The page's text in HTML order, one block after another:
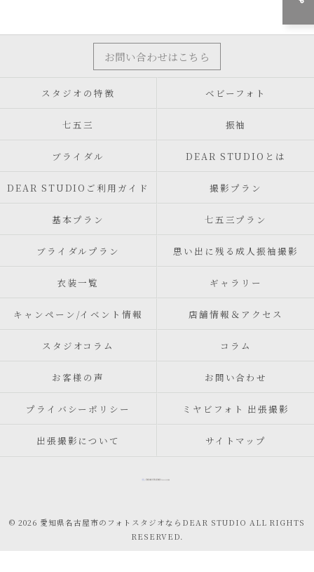
お問い合わせはこちら
スタジオの特徴 ベビーフォト
七五三 振袖
ブライダル DEAR STUDIOとは
DEAR STUDIOご利用ガイド 撮影プラン
基本プラン 七五三プラン
ブライダルプラン 思い出に残る成人振袖撮影
衣装一覧 ギャラリー
キャンペーン/イベント情報 店舗情報＆アクセス
スタジオコラム コラム
お客様の声 お問い合わせ
プライバシーポリシー ミヤビフォト 出張撮影
出張撮影について サイトマップ
© 2026 愛知県名古屋市のフォトスタジオならDEAR STUDIO ALL RIGHTS
RESERVED.